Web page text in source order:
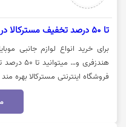
تا 50 درصد تخفیف مسترکالا در پیشنهاد وسوسه انگیز
برای خرید انواع لوازم جانبی
هندزفری
فروشگاه اینترنتی مسترکالا
کالا روی گزینه "خرید کنید" کلیک